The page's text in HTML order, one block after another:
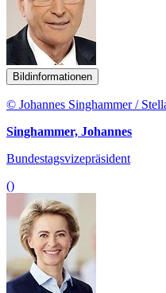
Bildinformationen
© Johannes Singhammer /
Singhammer, Johannes
Bundestagsvizepräsident
()